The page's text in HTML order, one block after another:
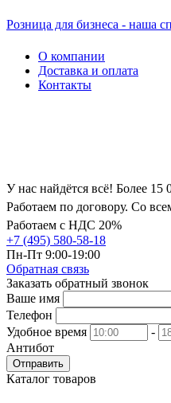
Розница для бизнеса - наша
О компании
Доставка и оплата
Контакты
У нас найдётся всё! Более 15
Работаем по договору. Со
Работаем с НДС 20%
+7 (495) 580-58-18
Пн-Пт 9:00-19:00
Обратная связь
Заказать обратный звонок
Ваше имя
Телефон
Удобное время
-
Антибот
Отправить
Каталог товаров